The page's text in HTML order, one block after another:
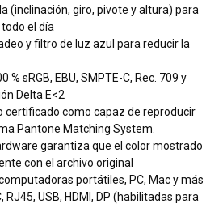
(inclinación, giro, pivote y altura) para
el día
y filtro de luz azul para reducir la
% sRGB, EBU, SMPTE-C, Rec. 709 y
Delta E<2
certificado como capaz de reproducir
Pantone Matching System.
garantiza que el color mostrado
con el archivo original
portátiles, PC, Mac y más
RJ45, USB, HDMI, DP (habilitadas para